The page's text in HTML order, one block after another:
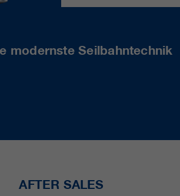
modernste Seilbahntechnik
AFTER SALES